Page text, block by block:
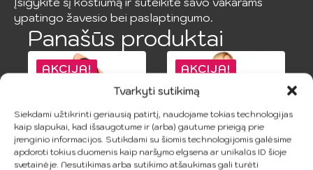
Tvarkyti sutikimą
Siekdami užtikrinti geriausią patirtį, naudojame tokias technologijas
kaip slapukai, kad išsaugotume ir (arba) gautume prieigą prie
įrenginio informacijos. Sutikdami su šiomis technologijomis galėsime
apdoroti tokius duomenis kaip naršymo elgsena ar unikalūs ID šioje
svetainėje. Nesutikimas arba sutikimo atšaukimas gali turėti
ypatingo žavesio bei paslaptingumo.
Panašūs produktai
AKCIJA! AKCIJA!